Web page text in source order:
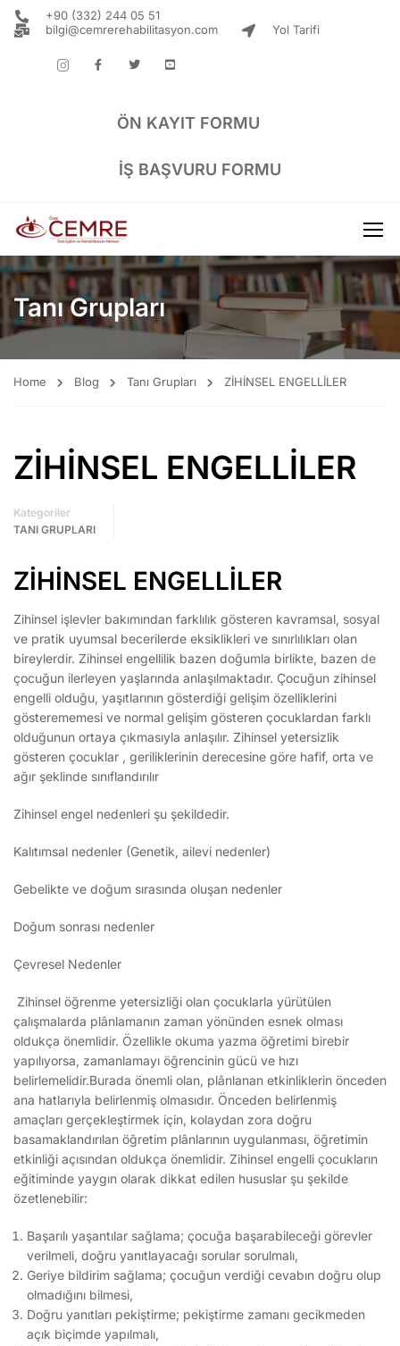
+90 (332) 244 05 51
bilgi@cemrerehabilitasyon.com
Yol Tarifi
ÖN KAYIT FORMU
IŞ BAŞVURU FORMU
Tanı Grupları
Home Blog Tanı Grupları ZİHİNSEL ENGELLİLER
ZİHİNSEL ENGELLİLER
Kategoriler
TANI GRUPLARI
ZİHİNSEL ENGELLİLER
Zihinsel işlevler bakımından farklılık gösteren kavramsal, sosyal
ve pratik uyumsal becerilerde eksiklikleri ve sınırlılıkları olan
bireylerdir. Zihinsel engellilik bazen doğumla birlikte, bazen de
çocuğun ilerleyen yaşlarında anlaşılmaktadır. Çocuğun zihinsel
engelli olduğu, yaşıtlarının gösterdiği gelişim özelliklerini
gösterememesi ve normal gelişim gösteren çocuklardan farklı
olduğunun ortaya çıkmasıyla anlaşılır. Zihinsel yetersizlik
gösteren çocuklar , geriliklerinin derecesine göre hafif, orta ve
ağır şeklinde sınıflandırılır
Zihinsel engel nedenleri şu şekildedir.
Kalıtımsal nedenler (Genetik, ailevi nedenler)
Gebelikte ve doğum sırasında oluşan nedenler
Doğum sonrası nedenler
Çevresel Nedenler
Zihinsel öğrenme yetersizliği olan çocuklarla yürütülen
çalışmalarda plânlamanın zaman yönünden esnek olması
oldukça önemlidir. Özellikle okuma yazma öğretimi birebir
yapılıyorsa, zamanlamayı öğrencinin gücü ve hızı
belirlemelidir.Burada önemli olan, plânlanan etkinliklerin önceden
ana hatlarıyla belirlenmiş olmasıdır. Önceden belirlenmiş
amaçları gerçekleştirmek için, kolaydan zora doğru
basamaklandırılan öğretim plânlarının uygulanması, öğretimin
etkinliği açısından oldukça önemlidir. Zihinsel engelli çocukların
eğitiminde yaygın olarak dikkat edilen hususlar şu şekilde
özetlenebilir:
Başarılı yaşantılar sağlama; çocuğa başarabileceği görevler
verilmeli, doğru yanıtlayacağı sorular sorulmalı,
Geriye bildirim sağlama; çocuğun verdiği cevabın doğru olup
olmadığını bilmesi,
Doğru yanıtları pekiştirme; pekiştirme zamanı gecikmeden
açık biçimde yapılmalı,